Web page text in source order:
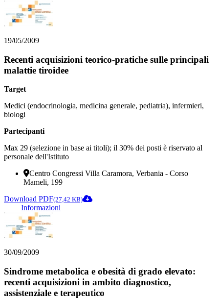
19/05/2009
Recenti acquisizioni teorico-pratiche sulle principali
malattie tiroidee
Target
Medici (endocrinologia, medicina generale, pediatria), infermieri,
biologi
Partecipanti
Max 29 (selezione in base ai titoli); il 30% dei posti è riservato al
personale dell'Istituto
Centro Congressi Villa Caramora, Verbania - Corso
Mameli, 199
Download PDF(27,42 KB)
Informazioni
30/09/2009
Sindrome metabolica e obesità di grado elevato:
recenti acquisizioni in ambito diagnostico,
assistenziale e terapeutico